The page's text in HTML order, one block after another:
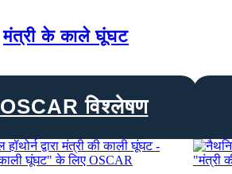
मंत्री के काले घूंघट
OSCAR विश्लेषण